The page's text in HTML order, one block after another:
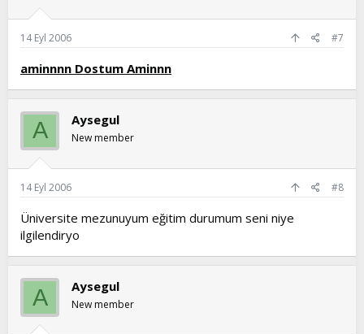
14 Eyl 2006 #7
aminnnn Dostum Aminnn
A Aysegul
New member
14 Eyl 2006 #8
Üniversite mezunuyum eğitim durumum seni niye
ilgilendiryo
A Aysegul
New member